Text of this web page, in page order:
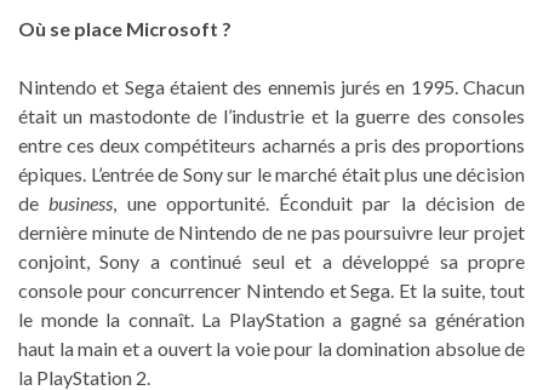
Où se place Microsoft ?
Nintendo et Sega étaient des ennemis jurés en 1995. Chacun
était un mastodonte de l’industrie et la guerre des consoles
entre ces deux compétiteurs acharnés a pris des proportions
épiques. L’entrée de Sony sur le marché était plus une décision
debusiness, une opportunité. Éconduit par la décision de
dernière minute de Nintendo de ne pas poursuivre leur projet
conjoint, Sony a continué seul et a développé sa propre
console pour concurrencer Nintendo et Sega. Et la suite, tout
le monde la connaît. La PlayStation a gagné sa génération
haut la main et a ouvert la voie pour la domination absolue de
la PlayStation 2.